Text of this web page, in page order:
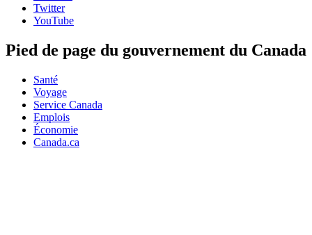
Twitter
YouTube
Pied de page du gouvernement du Canada
Santé
Voyage
Service Canada
Emplois
Économie
Canada.ca